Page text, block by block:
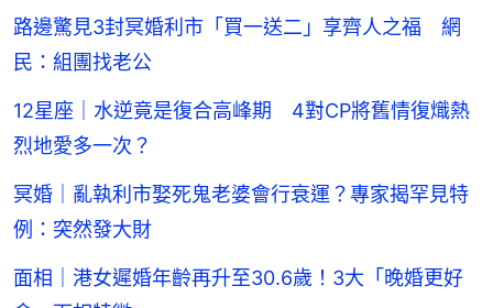
路邊驚見3封冥婚利市「買一送二」享齊人之福 網
民：組團找老公
12星座｜水逆竟是復合高峰期 4對CP將舊情復熾熱
烈地愛多一次？
冥婚｜亂執利市娶死鬼老婆會行衰運？專家揭罕見特
例：突然發大財
面相｜港女遲婚年齡再升至30.6歲！3大「晚婚更好